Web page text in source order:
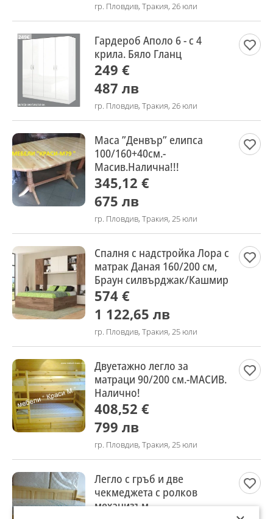
гр. Пловдив, Тракия, 26 юли
Гардероб Аполо 6 - с 4
крила. Бяло Гланц
249 €
487 лв
гр. Пловдив, Тракия, 26 юли
Маса ”Денвър” елипса
100/160+40см.-
Масив.Налична!!!
345,12 €
675 лв
гр. Пловдив, Тракия, 25 юли
Спалня с надстройка Лора с
матрак Даная 160/200 см,
Браун силвърджак/Кашмир
574 €
1 122,65 лв
гр. Пловдив, Тракия, 25 юли
Двуетажно легло за
матраци 90/200 см.-МАСИВ.
Налично!
408,52 €
799 лв
гр. Пловдив, Тракия, 25 юли
Легло с гръб и две
чекмеджета с ролков
механизъм